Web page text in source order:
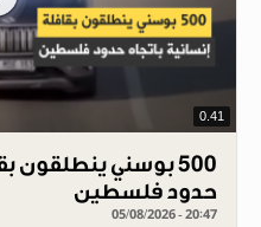
0.41
500 بوسني ينطلقون
حدود فلسطين
05/08/2026 - 20:47